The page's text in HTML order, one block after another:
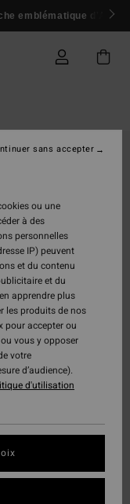
emblématique d'Andy
ou une
à des
personnelles
IP) peuvent
et du contenu
et du
apprendre plus
les produits de nos
pour accepter ou
vous y opposer
votre
d’audience).
d'utilisation
sans accepter